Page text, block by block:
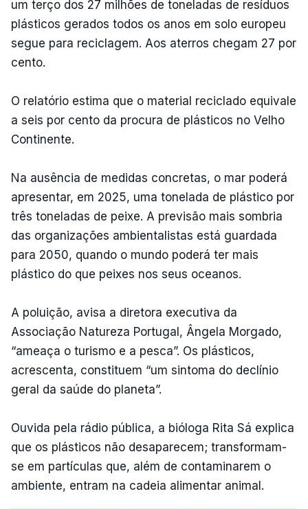
um terço dos 27 milhões de toneladas de resíduos
plásticos gerados todos os anos em solo europeu
segue para reciclagem. Aos aterros chegam 27 por
cento.
O relatório estima que o material reciclado equivale
a seis por cento da procura de plásticos no Velho
Continente.
Na ausência de medidas concretas, o mar poderá
apresentar, em 2025, uma tonelada de plástico por
três toneladas de peixe. A previsão mais sombria
das organizações ambientalistas está guardada
para 2050, quando o mundo poderá ter mais
plástico do que peixes nos seus oceanos.
A poluição, avisa a diretora executiva da
Associação Natureza Portugal, Ângela Morgado,
“ameaça o turismo e a pesca”. Os plásticos,
acrescenta, constituem “um sintoma do declínio
geral da saúde do planeta”.
Ouvida pela rádio pública, a bióloga Rita Sá explica
que os plásticos não desaparecem; transformam-
se em partículas que, além de contaminarem o
ambiente, entram na cadeia alimentar animal.